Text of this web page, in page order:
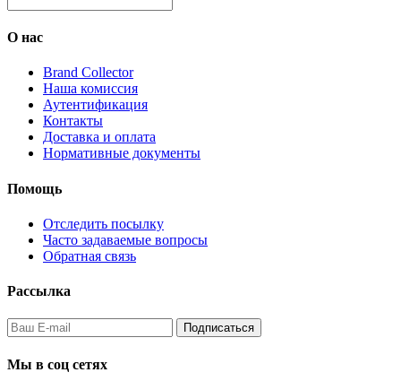
О нас
Brand Collector
Наша комиссия
Аутентификация
Контакты
Доставка и оплата
Нормативные документы
Помощь
Отследить посылку
Часто задаваемые вопросы
Обратная связь
Рассылка
Подписаться
Мы в соц сетях